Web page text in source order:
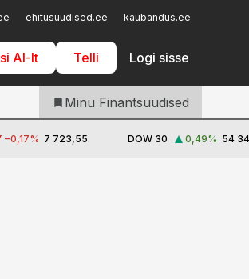
ehitusuudised.ee kaubandus.ee
AI-lt Telli Logi sisse
Iseteenindus
Telli Finantsuudised
Minu Finantsuudised
−0,17% 7 723,55 DOW 30 0,49% 54